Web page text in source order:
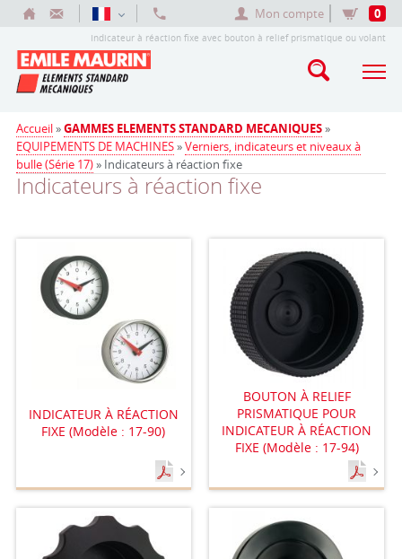
Mon compte 0
Indicateur à réaction fixe avec bouton à relief prismatique ou volant
Accueil»GAMMES ELEMENTS STANDARD MECANIQUES»
EQUIPEMENTS DE MACHINES»Verniers, indicateurs et niveaux à
bulle (Série 17)» Indicateurs à réaction fixe
Indicateurs à réaction fixe
INDICATEUR À RÉACTION
FIXE (Modèle : 17-90)
BOUTON À RELIEF
PRISMATIQUE POUR
INDICATEUR À RÉACTION
FIXE (Modèle : 17-94)